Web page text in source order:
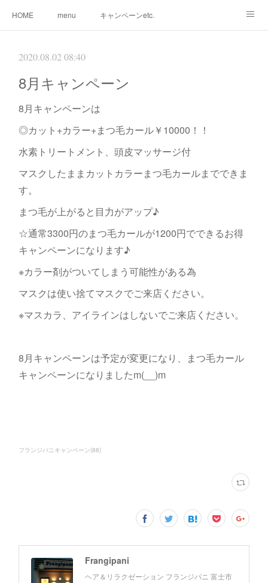
HOME menu キャンペーンetc.
2020.08.02 08:40
8月キャンペーン
8月キャンペーンは
◎カット+カラー+まつ毛カール￥10000！！
水素トリートメント、頭皮マッサージ付
マスクしたままカットカラーまつ毛カールまでできま
す。
まつ毛が上がると目力がアップ♪
☆通常3300円のまつ毛カールが1200円でできるお得
キャンペーンになります♪
※カラー剤がついてしまう可能性がある為
マスクは使い捨てマスクでご来店ください。
※マスカラ、アイラインはしないでご来店ください。
8月キャンペーンは予定が変更になり、まつ毛カール
キャンペーンになりましたm(__)m
フランジパニキャンペーン(88)
Frangipani
ヘア＆リラクゼーション フランジパニ 富士市